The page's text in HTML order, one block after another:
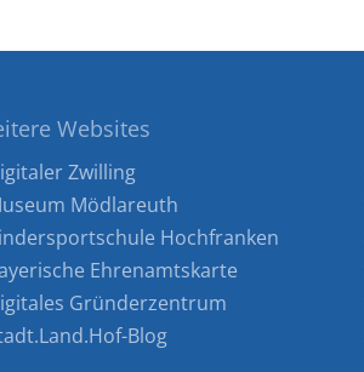
Websites
Zwilling
Mödlareuth
Hochfranken
Ehrenamtskarte
Gründerzentrum
Blog